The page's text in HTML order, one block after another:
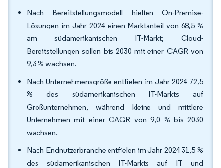
Nach Bereitstellungsmodell hielten On-Premise-
Lösungen im Jahr 2024 einen Marktanteil von 68,5 %
am südamerikanischen IT-Markt; Cloud-
Bereitstellungen sollen bis 2030 mit einer CAGR von
9,3 % wachsen.
Nach Unternehmensgröße entfielen im Jahr 2024 72,5
% des südamerikanischen IT-Markts auf
Großunternehmen, während kleine und mittlere
Unternehmen mit einer CAGR von 9,0 % bis 2030
wachsen.
Nach Endnutzerbranche entfielen im Jahr 2024 31,5 %
des südamerikanischen IT-Markts auf IT und